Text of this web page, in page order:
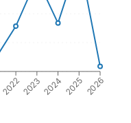
202220232024 2025 2026